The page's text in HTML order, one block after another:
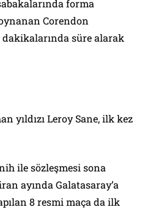
forma
Corendon
dakikalarında süre alarak
yıldızı Leroy Sane, ilk kez
ile sözleşmesi sona
ayında Galatasaray’a
8 resmi maça da ilk